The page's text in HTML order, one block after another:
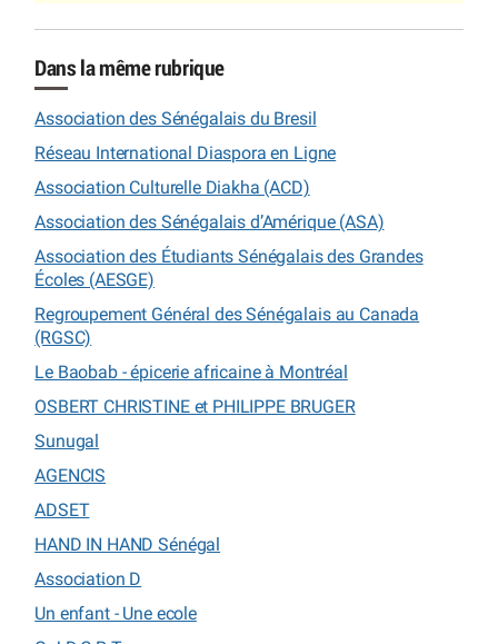
Dans la même rubrique
Association des Sénégalais du Bresil
Réseau International Diaspora en Ligne
Association Culturelle Diakha (ACD)
Association des Sénégalais d’Amérique (ASA)
Association des Étudiants Sénégalais des Grandes
Écoles (AESGE)
Regroupement Général des Sénégalais au Canada
(RGSC)
Le Baobab - épicerie africaine à Montréal
OSBERT CHRISTINE et PHILIPPE BRUGER
Sunugal
AGENCIS
ADSET
HAND IN HAND Sénégal
Association D
Un enfant - Une ecole